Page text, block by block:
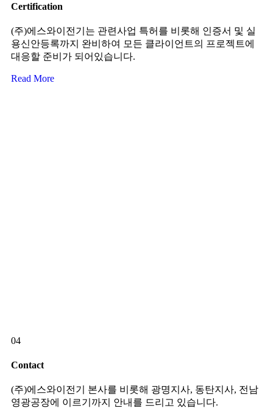
Certification
(주)에스와이전기는 관련사업 특허를 비롯해 인증서 및 실
용신안등록까지 완비하여 모든 클라이언트의 프로젝트에
대응할 준비가 되어있습니다.
Read More
04
Contact
(주)에스와이전기 본사를 비롯해 광명지사, 동탄지사, 전남
영광공장에 이르기까지 안내를 드리고 있습니다.